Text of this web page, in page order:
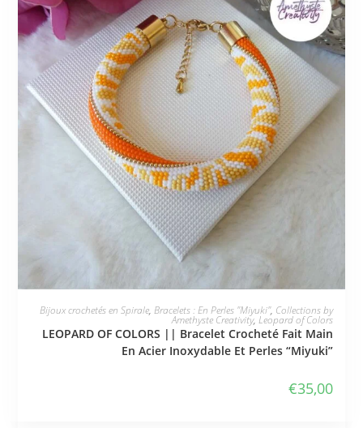
JE L'ADOPTE
Bijoux crochetés en Spirale, Bracelets : En Perles "Miyuki", Collections by
Amethyste Creativity, Leopard of Colors
LEOPARD OF COLORS || Bracelet Crocheté Fait Main
En Acier Inoxydable Et Perles “Miyuki”
€35,00